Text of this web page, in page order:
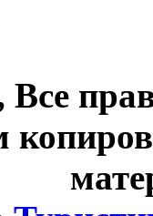
Все